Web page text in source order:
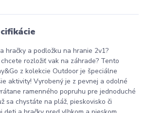
hračky a podložku na hranie 2v1?
rozložiť vak na záhrade? Tento
z kolekcie Outdoor je špeciálne
aktivity! Vyrobený je z pevnej a odolné
ramenného popruhu pre jednoduché
sa chystáte na pláž, pieskovisko či